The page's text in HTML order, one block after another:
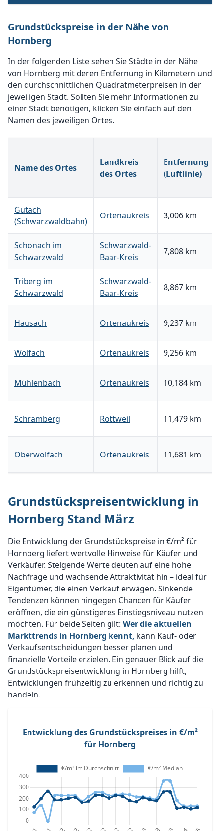
Grundstückspreise in der Nähe von
Hornberg
In der folgenden Liste sehen Sie Städte in der Nähe
von Hornberg mit deren Entfernung in Kilometern und
den durchschnittlichen Quadratmeterpreisen in der
jeweiligen Stadt. Sollten Sie mehr Informationen zu
einer Stadt benötigen, klicken Sie einfach auf den
Namen des jeweiligen Ortes.
Name des Ortes
Landkreis
des Ortes
Entfernung
(Luftlinie)
Gutach
(Schwarzwaldbahn)
Ortenaukreis 3,006 km
Schonach im
Schwarzwald
Schwarzwald-
Baar-Kreis
7,808 km
Triberg im
Schwarzwald
Schwarzwald-
Baar-Kreis
8,867 km
Hausach Ortenaukreis 9,237 km
Wolfach Ortenaukreis 9,256 km
Mühlenbach Ortenaukreis 10,184 km
Schramberg Rottweil 11,479 km
Oberwolfach Ortenaukreis 11,681 km
Grundstückspreisentwicklung in
Hornberg Stand März
Die Entwicklung der Grundstückspreise in €/m² für
Hornberg liefert wertvolle Hinweise für Käufer und
Verkäufer. Steigende Werte deuten auf eine hohe
Nachfrage und wachsende Attraktivität hin – ideal für
Eigentümer, die einen Verkauf erwägen. Sinkende
Tendenzen können hingegen Chancen für Käufer
eröffnen, die ein günstigeres Einstiegsniveau nutzen
möchten. Für beide Seiten gilt: Wer die aktuellen
Markttrends in Hornberg kennt, kann Kauf- oder
Verkaufsentscheidungen besser planen und
finanzielle Vorteile erzielen. Ein genauer Blick auf die
Grundstückspreisentwicklung in Hornberg hilft,
Entwicklungen frühzeitig zu erkennen und richtig zu
handeln.
Entwicklung des Grundstückspreises in €/m²
für Hornberg